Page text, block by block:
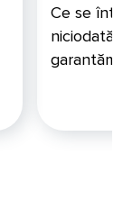
Ce se
niciodată
garantăm